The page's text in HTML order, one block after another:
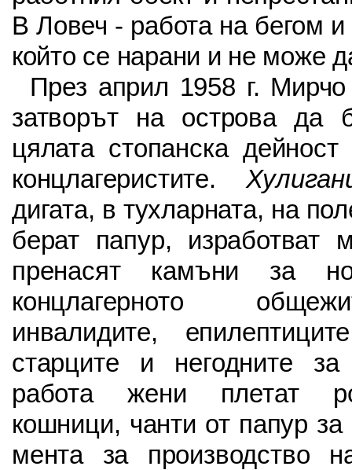
В Ловеч - работа на бегом и
който се нарани и не може
През април 1958 г.
затворът на острова да
цялата стопанска
концлагеристите.
дигата, в тухларната, на
берат папур, изработват
пренасят камъни за
концлагерното
инвалидите,
старците и негодните
работа жени плетат
кошници, чанти от папур
мента за производство